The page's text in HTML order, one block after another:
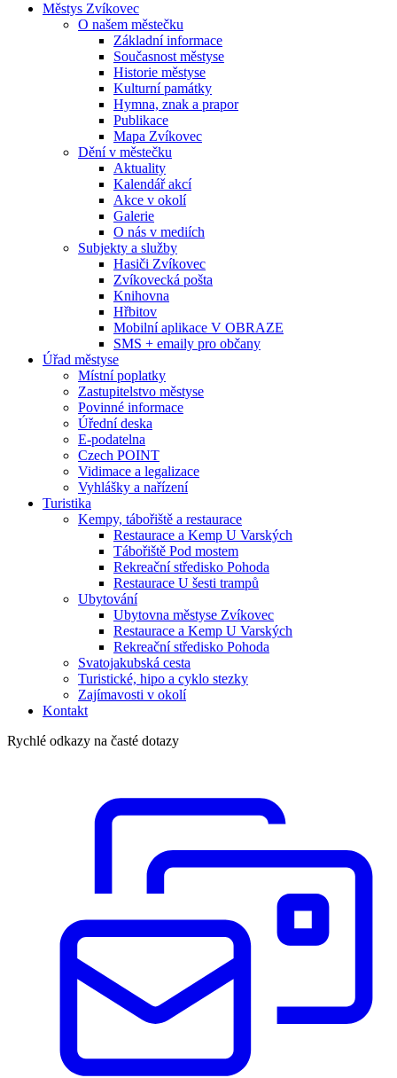
Městys Zvíkovec
O našem městečku
Základní informace
Současnost městyse
Historie městyse
Kulturní památky
Hymna, znak a prapor
Publikace
Mapa Zvíkovec
Dění v městečku
Aktuality
Kalendář akcí
Akce v okolí
Galerie
O nás v mediích
Subjekty a služby
Hasiči Zvíkovec
Zvíkovecká pošta
Knihovna
Hřbitov
Mobilní aplikace V OBRAZE
SMS + emaily pro občany
Úřad městyse
Místní poplatky
Zastupitelstvo městyse
Povinné informace
Úřední deska
E-podatelna
Czech POINT
Vidimace a legalizace
Vyhlášky a nařízení
Turistika
Kempy, tábořiště a restaurace
Restaurace a Kemp U Varských
Tábořiště Pod mostem
Rekreační středisko Pohoda
Restaurace U šesti trampů
Ubytování
Ubytovna městyse Zvíkovec
Restaurace a Kemp U Varských
Rekreační středisko Pohoda
Svatojakubská cesta
Turistické, hipo a cyklo stezky
Zajímavosti v okolí
Kontakt
Rychlé odkazy na časté dotazy